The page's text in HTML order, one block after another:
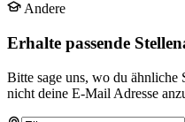
Andere
Erhalte passende
Bitte sage uns, wo du ähnliche
nicht deine E-Mail Adresse